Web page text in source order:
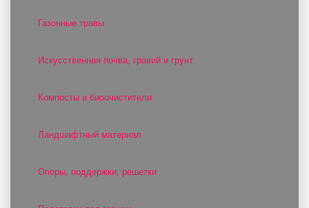
Газонные травы
Искусственная почва, гравий и грунт
Компосты и биоочистители
Ландшафтный материал
Опоры, поддержки, решетки